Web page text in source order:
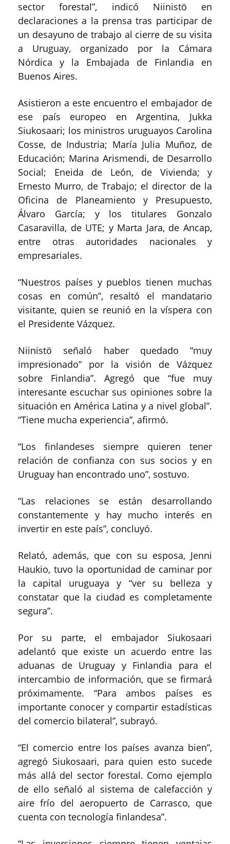
sector forestal”, indicó Niinistö en
declaraciones a la prensa tras participar de
un desayuno de trabajo al cierre de su visita
a Uruguay, organizado por la Cámara
Nórdica y la Embajada de Finlandia en
Buenos Aires.
Asistieron a este encuentro el embajador de
ese país europeo en Argentina, Jukka
Siukosaari; los ministros uruguayos Carolina
Cosse, de Industria; María Julia Muñoz, de
Educación; Marina Arismendi, de Desarrollo
Social; Eneida de León, de Vivienda; y
Ernesto Murro, de Trabajo; el director de la
Oficina de Planeamiento y Presupuesto,
Álvaro García; y los titulares Gonzalo
Casaravilla, de UTE; y Marta Jara, de Ancap,
entre otras autoridades nacionales y
empresariales.
“Nuestros países y pueblos tienen muchas
cosas en común”, resaltó el mandatario
visitante, quien se reunió en la víspera con
el Presidente Vázquez.
Niinistö señaló haber quedado “muy
impresionado” por la visión de Vázquez
sobre Finlandia”. Agregó que “fue muy
interesante escuchar sus opiniones sobre la
situación en América Latina y a nivel global”.
“Tiene mucha experiencia”, afirmó.
“Los finlandeses siempre quieren tener
relación de confianza con sus socios y en
Uruguay han encontrado uno”, sostuvo.
“Las relaciones se están desarrollando
constantemente y hay mucho interés en
invertir en este país”, concluyó.
Relató, además, que con su esposa, Jenni
Haukio, tuvo la oportunidad de caminar por
la capital uruguaya y “ver su belleza y
constatar que la ciudad es completamente
segura”.
Por su parte, el embajador Siukosaari
adelantó que existe un acuerdo entre las
aduanas de Uruguay y Finlandia para el
intercambio de información, que se firmará
próximamente. “Para ambos países es
importante conocer y compartir estadísticas
del comercio bilateral”, subrayó.
“El comercio entre los países avanza bien”,
agregó Siukosaari, para quien esto sucede
más allá del sector forestal. Como ejemplo
de ello señaló al sistema de calefacción y
aire frío del aeropuerto de Carrasco, que
cuenta con tecnología finlandesa”.